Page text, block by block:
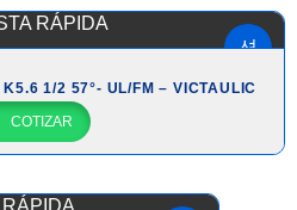
RÁPIDA
1/2 57°- UL/FM – VICTAULIC
COTIZAR